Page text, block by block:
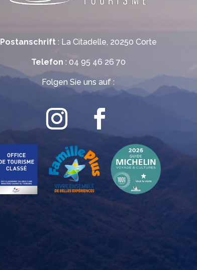
Postanschrift: La Citadelle, 20250 Corte
Telefon : 04 95 46 26 70
Folgen Sie uns auf :